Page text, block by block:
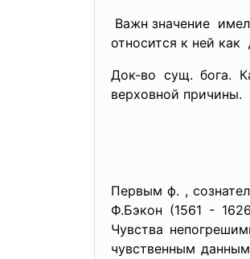
Важн значение
относится к ней как
Док-во сущ. бога.
верховной причины.
Первым ф. ,
Ф.Бэкон (1561 -
Чувства
чувственным